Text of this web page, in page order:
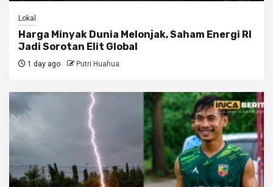
Lokal
Harga Minyak Dunia Melonjak, Saham Energi RI
Jadi Sorotan Elit Global
1 day ago Putri Huahua